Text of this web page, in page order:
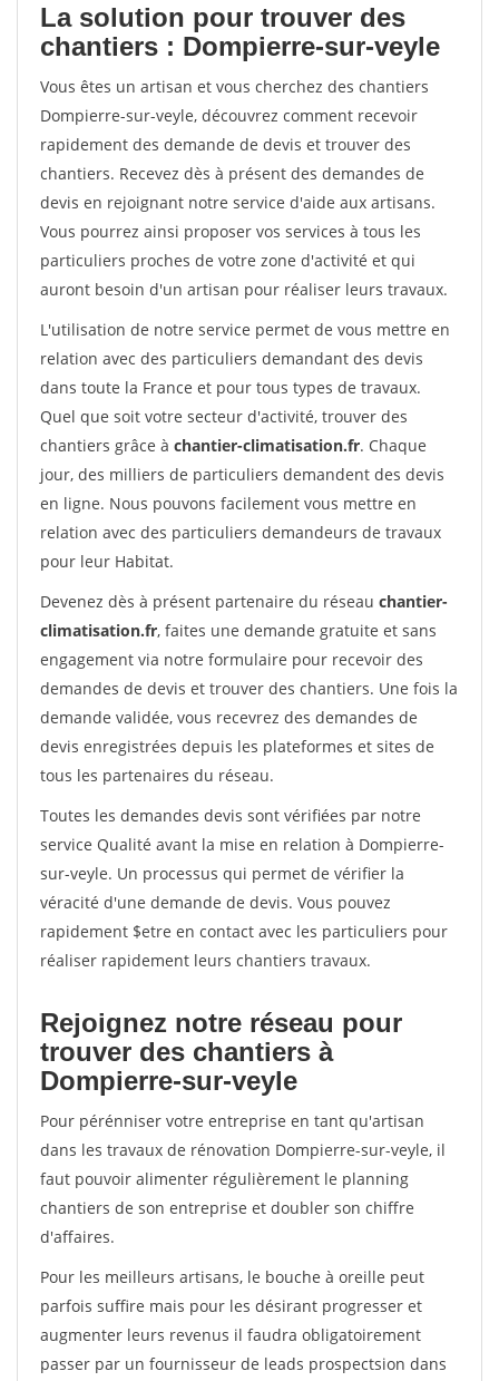
La solution pour trouver des
chantiers : Dompierre-sur-veyle
Vous êtes un artisan et vous cherchez des chantiers
Dompierre-sur-veyle, découvrez comment recevoir
rapidement des demande de devis et trouver des
chantiers. Recevez dès à présent des demandes de
devis en rejoignant notre service d'aide aux artisans.
Vous pourrez ainsi proposer vos services à tous les
particuliers proches de votre zone d'activité et qui
auront besoin d'un artisan pour réaliser leurs travaux.
L'utilisation de notre service permet de vous mettre en
relation avec des particuliers demandant des devis
dans toute la France et pour tous types de travaux.
Quel que soit votre secteur d'activité, trouver des
chantiers grâce à chantier-climatisation.fr. Chaque
jour, des milliers de particuliers demandent des devis
en ligne. Nous pouvons facilement vous mettre en
relation avec des particuliers demandeurs de travaux
pour leur Habitat.
Devenez dès à présent partenaire du réseau chantier-
climatisation.fr, faites une demande gratuite et sans
engagement via notre formulaire pour recevoir des
demandes de devis et trouver des chantiers. Une fois la
demande validée, vous recevrez des demandes de
devis enregistrées depuis les plateformes et sites de
tous les partenaires du réseau.
Toutes les demandes devis sont vérifiées par notre
service Qualité avant la mise en relation à Dompierre-
sur-veyle. Un processus qui permet de vérifier la
véracité d'une demande de devis. Vous pouvez
rapidement $etre en contact avec les particuliers pour
réaliser rapidement leurs chantiers travaux.
Rejoignez notre réseau pour
trouver des chantiers à
Dompierre-sur-veyle
Pour pérénniser votre entreprise en tant qu'artisan
dans les travaux de rénovation Dompierre-sur-veyle, il
faut pouvoir alimenter régulièrement le planning
chantiers de son entreprise et doubler son chiffre
d'affaires.
Pour les meilleurs artisans, le bouche à oreille peut
parfois suffire mais pour les désirant progresser et
augmenter leurs revenus il faudra obligatoirement
passer par un fournisseur de leads prospectsion dans